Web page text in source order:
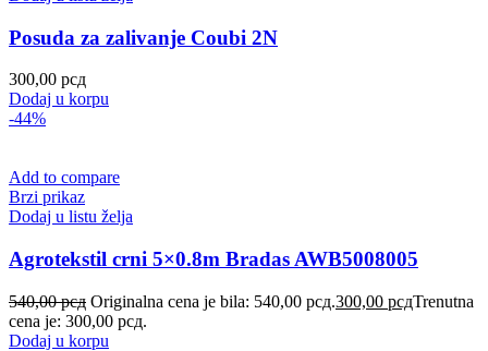
Posuda za zalivanje Coubi 2N
300,00 рсд
Dodaj u korpu
-44%
Add to compare
Brzi prikaz
Dodaj u listu želja
Agrotekstil crni 5×0.8m Bradas AWB5008005
540,00рсд Originalna cena je bila: 540,00 рсд.300,00 рсдTrenutna
cena je: 300,00 рсд.
Dodaj u korpu